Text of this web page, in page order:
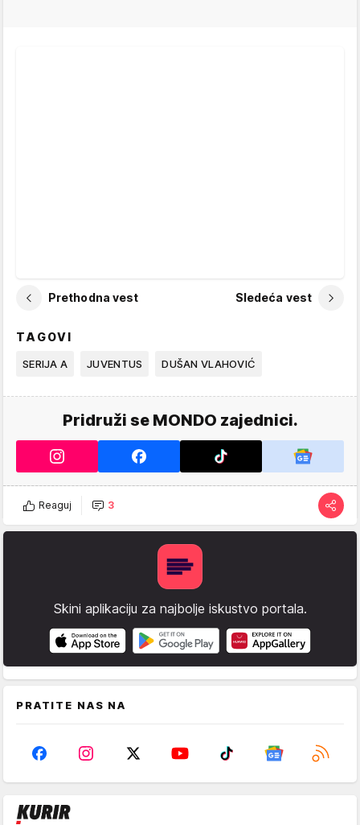
Prethodna vest Sledeća vest
TAGOVI
SERIJA A JUVENTUS DUŠAN VLAHOVIĆ
Pridruži se MONDO zajednici.
Reaguj 3
Skini aplikaciju za najbolje iskustvo portala.
PRATITE NAS NA